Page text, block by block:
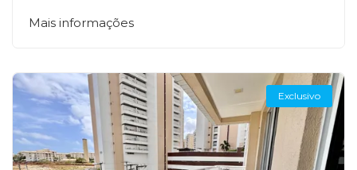
Mais informações
Exclusivo